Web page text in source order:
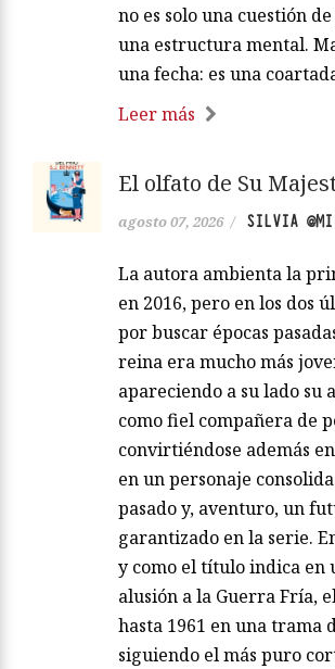
no es solo una cuestión
una estructura mental.
una fecha: es una
Leer más
El olfato de Su
agosto 07, 2026 / SILVIA
La autora ambienta la
en 2016, pero en los dos
por buscar épocas
reina era mucho más
apareciendo a su lado su
como fiel compañera de
convirtiéndose además
en un personaje
pasado y, aventuro, un
garantizado en la serie.
y como el título indica en
alusión a la Guerra Fría,
hasta 1961 en una trama
siguiendo el más puro